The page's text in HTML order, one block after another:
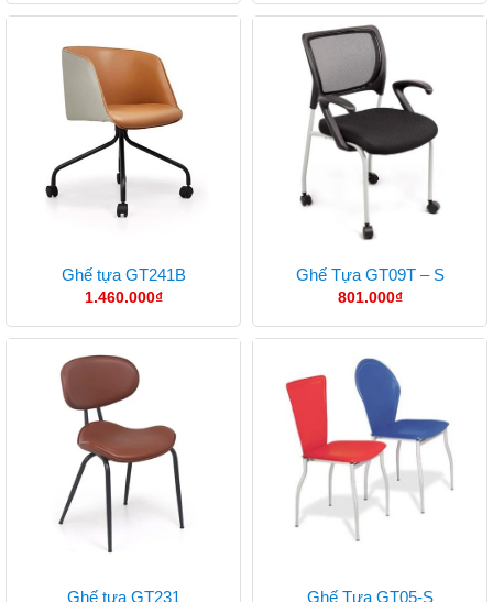
Ghế tựa GT241B
1.460.000₫
Ghế Tựa GT09T – S
801.000₫
Ghế tựa GT231 Ghế Tựa GT05-S